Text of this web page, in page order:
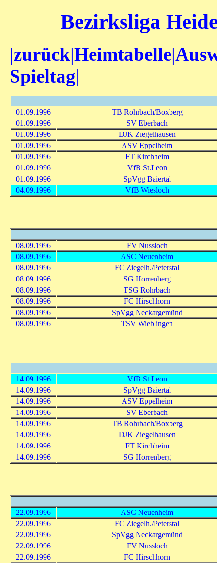
Bezirksliga
|zurück|Heimtabelle|
Spieltag|
01.09.1996
TB Rohrbach/Boxberg
01.09.1996
SV Eberbach
01.09.1996
DJK Ziegelhausen
01.09.1996
ASV Eppelheim
01.09.1996
FT Kirchheim
01.09.1996
VfB St.Leon
01.09.1996
SpVgg Baiertal
04.09.1996
VfB Wiesloch
08.09.1996
FV Nussloch
08.09.1996
ASC Neuenheim
08.09.1996
FC Ziegelh./Peterstal
08.09.1996
SG Horrenberg
08.09.1996
TSG Rohrbach
08.09.1996
FC Hirschhorn
08.09.1996
SpVgg Neckargemünd
08.09.1996
TSV Wieblingen
14.09.1996
VfB St.Leon
14.09.1996
SpVgg Baiertal
14.09.1996
ASV Eppelheim
14.09.1996
SV Eberbach
14.09.1996
TB Rohrbach/Boxberg
14.09.1996
DJK Ziegelhausen
14.09.1996
FT Kirchheim
14.09.1996
SG Horrenberg
22.09.1996
ASC Neuenheim
22.09.1996
FC Ziegelh./Peterstal
22.09.1996
SpVgg Neckargemünd
22.09.1996
FV Nussloch
22.09.1996
FC Hirschhorn